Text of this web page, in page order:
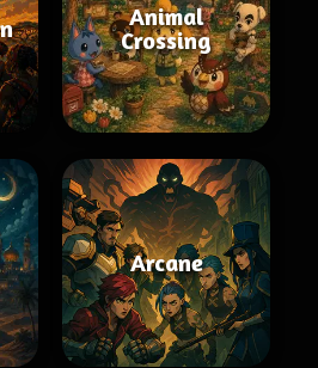
Animal
Crossing
Arcane